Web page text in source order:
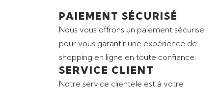
PAIEMENT SÉCURISÉ
Nous vous offrons un paiement sécurisé
pour vous garantir une expérience de
shopping en ligne en toute confiance.
SERVICE CLIENT
Notre service clientèle est à votre